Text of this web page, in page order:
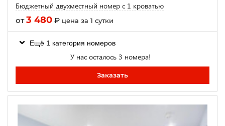
Бюджетный двухместный номер с 1 кроватью
от3 480 ₽ цена за 1 сутки
Ещё 1 категория номеров
У нас осталось 3 номера!
Заказать